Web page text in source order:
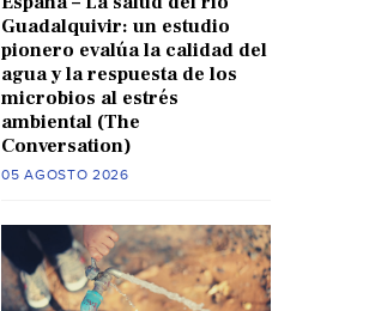
Guadalquivir: un estudio
pionero evalúa la calidad del
agua y la respuesta de los
microbios al estrés
ambiental (The
Conversation)
05 AGOSTO 2026